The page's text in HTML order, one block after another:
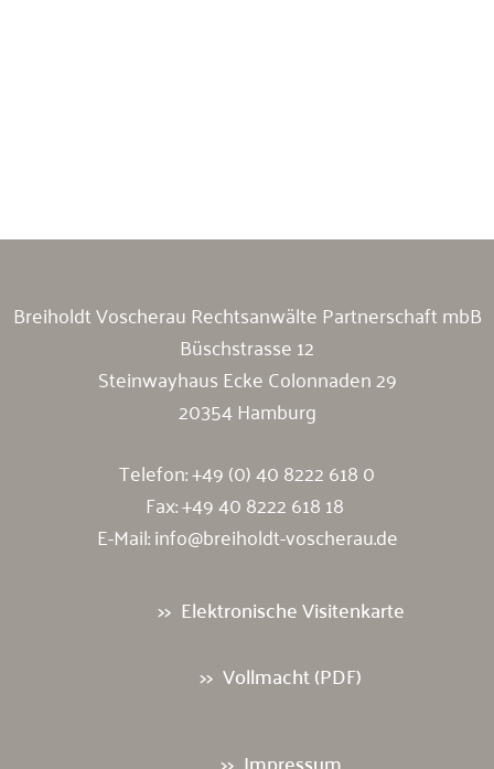
Breiholdt Voscherau Rechtsanwälte Partnerschaft mbB
Büschstrasse 12
Steinwayhaus Ecke Colonnaden 29
20354 Hamburg
Telefon:+49 (0) 40 8222 618 0
Fax: +49 40 8222 618 18
E-Mail:info@breiholdt-voscherau.de
Elektronische Visitenkarte
Vollmacht (PDF)